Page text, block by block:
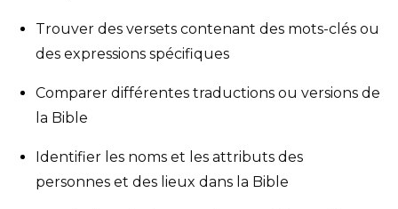
Trouver des versets contenant des mots-clés ou
des expressions spécifiques
Comparer différentes traductions ou versions de
la Bible
Identifier les noms et les attributs des
personnes et des lieux dans la Bible